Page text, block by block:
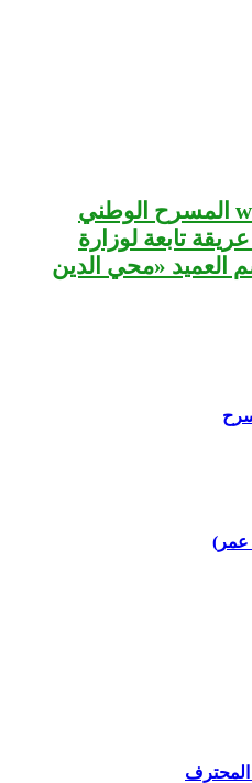
www.tna.dz المسرح الوطني
تابعة لوزارة
العميد «محي الدين
عمر)
المحترف